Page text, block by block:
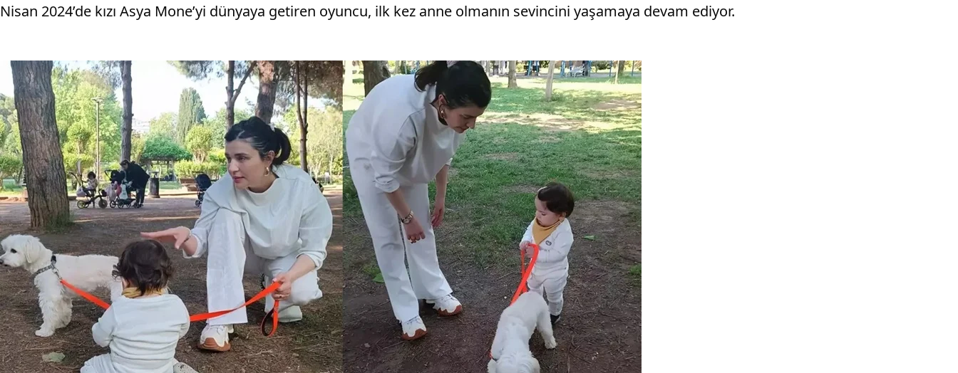
Nisan 2024’de kızı Asya Mone’yi dünyaya getiren oyuncu, ilk kez anne olmanın sevincini yaşamaya devam ediyor.